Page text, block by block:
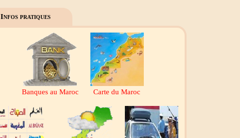
Infos pratiques
Banques au Maroc Carte du Maroc